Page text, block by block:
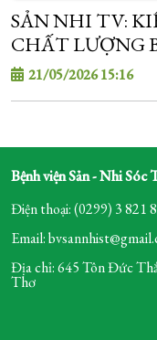
SẢN NHI TV:
CHẤT LƯỢNG
21/05/2026 15:16
Bệnh viện Sản - Nhi Sóc
Điện thoại: (0299) 3 821
Email:
Địa chỉ: 645 Tôn Đức
Thơ